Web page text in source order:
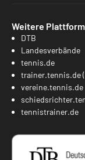
Weitere
DTB
Landesverbände
tennis.de
trainer.tennis.de
vereine.tennis.de
tennistrainer.de